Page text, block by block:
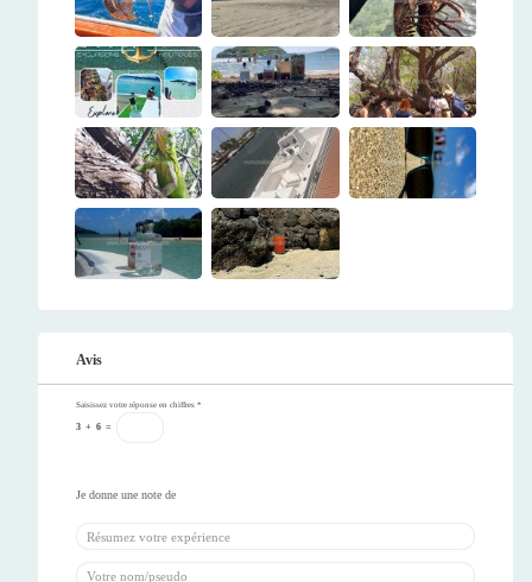
Avis
Saisissez votre réponse en chiffres *
3 + 6 =